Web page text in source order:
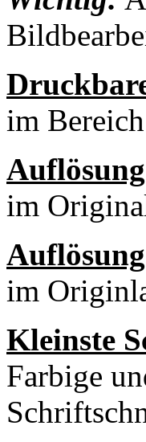
im
im
im
Kleinste
Farbige